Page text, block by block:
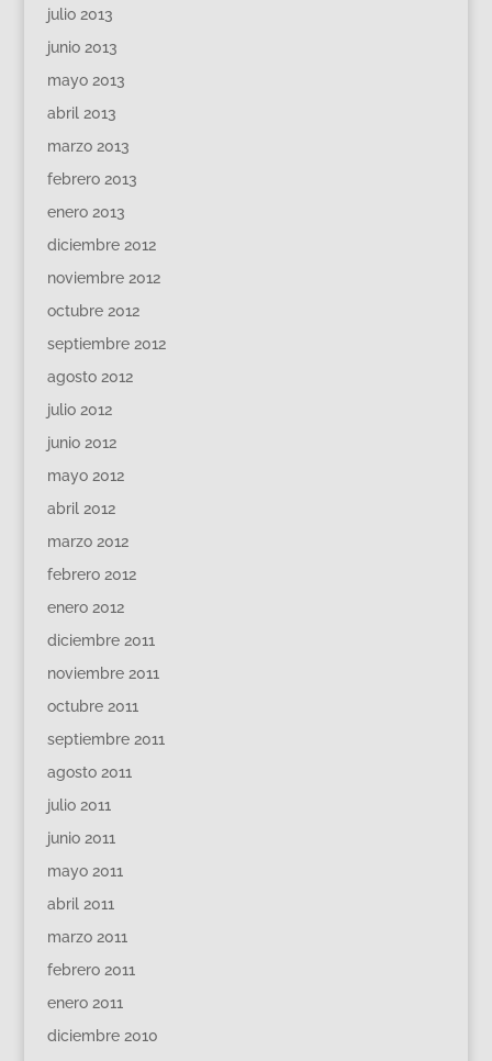
julio 2013
junio 2013
mayo 2013
abril 2013
marzo 2013
febrero 2013
enero 2013
diciembre 2012
noviembre 2012
octubre 2012
septiembre 2012
agosto 2012
julio 2012
junio 2012
mayo 2012
abril 2012
marzo 2012
febrero 2012
enero 2012
diciembre 2011
noviembre 2011
octubre 2011
septiembre 2011
agosto 2011
julio 2011
junio 2011
mayo 2011
abril 2011
marzo 2011
febrero 2011
enero 2011
diciembre 2010